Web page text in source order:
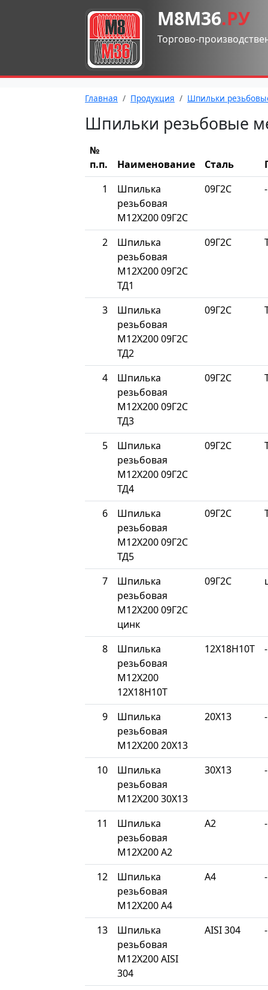
М8М36.РУ
Торгово-
Главная Продукция Шпильки
Шпильки резьбовые
№
п.п.
Наименование Сталь
1
Шпилька
резьбовая
М12Х200 09Г2С
09Г2С -
2
Шпилька
резьбовая
М12Х200 09Г2С
ТД1
09Г2С
3
Шпилька
резьбовая
М12Х200 09Г2С
ТД2
09Г2С
4
Шпилька
резьбовая
М12Х200 09Г2С
ТД3
09Г2С
5
Шпилька
резьбовая
М12Х200 09Г2С
ТД4
09Г2С
6
Шпилька
резьбовая
М12Х200 09Г2С
ТД5
09Г2С
7
Шпилька
резьбовая
М12Х200 09Г2С
цинк
09Г2С
8
Шпилька
резьбовая
М12Х200
12Х18Н10Т
12Х18Н10Т -
9
Шпилька
резьбовая
М12Х200 20Х13
20Х13 -
10
Шпилька
резьбовая
М12Х200 30Х13
30Х13 -
11
Шпилька
резьбовая
М12Х200 A2
A2 -
12
Шпилька
резьбовая
М12Х200 A4
A4 -
13
Шпилька
резьбовая
М12Х200 AISI
304
AISI 304 -